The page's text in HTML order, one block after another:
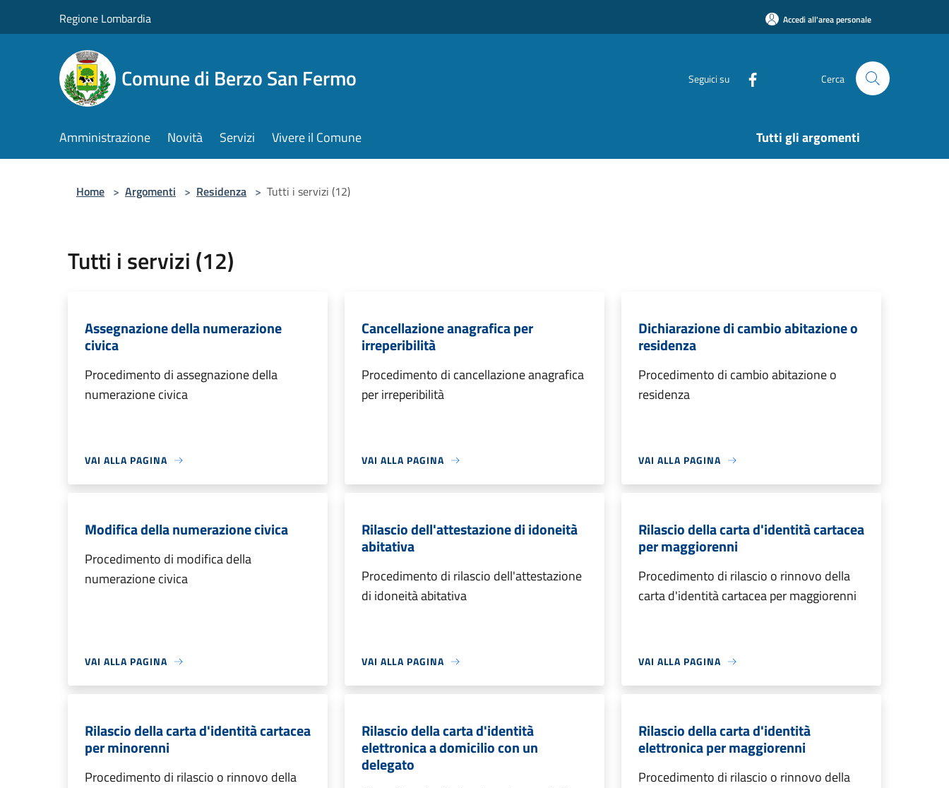
Regione Lombardia Accedi all'area personale
Comune di Berzo San Fermo Seguici su Cerca
Amministrazione Novità Servizi Vivere il Comune Tutti gli argomenti
Home > Argomenti > Residenza > Tutti i servizi (12)
Tutti i servizi (12)
Assegnazione della numerazione
civica
Procedimento di assegnazione della
numerazione civica
VAI ALLA PAGINA
Cancellazione anagrafica per
irreperibilità
Procedimento di cancellazione anagrafica
per irreperibilità
VAI ALLA PAGINA
Dichiarazione di cambio abitazione o
residenza
Procedimento di cambio abitazione o
residenza
VAI ALLA PAGINA
Modifica della numerazione civica
Procedimento di modifica della
numerazione civica
VAI ALLA PAGINA
Rilascio dell'attestazione di idoneità
abitativa
Procedimento di rilascio dell'attestazione
di idoneità abitativa
VAI ALLA PAGINA
Rilascio della carta d'identità cartacea
per maggiorenni
Procedimento di rilascio o rinnovo della
carta d'identità cartacea per maggiorenni
VAI ALLA PAGINA
Rilascio della carta d'identità cartacea
per minorenni
Procedimento di rilascio o rinnovo della
Rilascio della carta d'identità
elettronica a domicilio con un
delegato
Rilascio della carta d'identità
elettronica per maggiorenni
Procedimento di rilascio o rinnovo della